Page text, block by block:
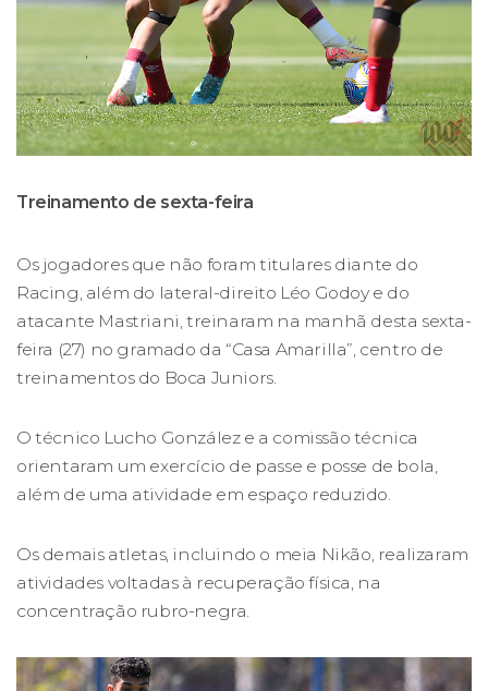
Treinamento de sexta-feira
Os jogadores que não foram titulares diante do
Racing, além do lateral-direito Léo Godoy e do
atacante Mastriani, treinaram na manhã desta sexta-
feira (27) no gramado da “Casa Amarilla”, centro de
treinamentos do Boca Juniors.
O técnico Lucho González e a comissão técnica
orientaram um exercício de passe e posse de bola,
além de uma atividade em espaço reduzido.
Os demais atletas, incluindo o meia Nikão, realizaram
atividades voltadas à recuperação física, na
concentração rubro-negra.